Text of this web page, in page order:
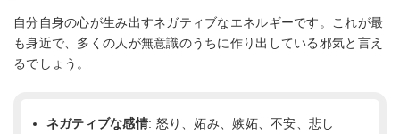
自分自身の心が生み出すネガティブなエネルギーです。これが最
も身近で、多くの人が無意識のうちに作り出している邪気と言え
るでしょう。
ネガティブな感情: 怒り、妬み、嫉妬、不安、悲し